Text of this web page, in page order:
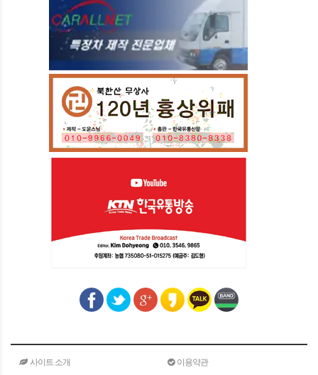
사이트 소개 이용약관